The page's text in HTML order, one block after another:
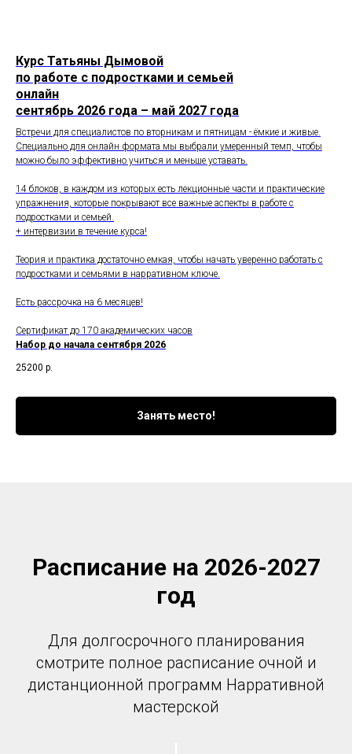
Курс Татьяны Дымовой
по работе с подростками и семьей
онлайн
сентябрь 2026 года – май 2027 года
Встречи для специалистов по вторникам и пятницам - ёмкие и живые.
Специально для онлайн формата мы выбрали умеренный темп, чтобы
можно было эффективно учиться и меньше уставать.
14 блоков, в каждом из которых есть лекционные части и практические
упражнения, которые покрывают все важные аспекты в работе с
подростками и семьей.
+ интервизии в течение курса!
Теория и практика достаточно емкая, чтобы начать уверенно работать с
подростками и семьями в нарративном ключе.
Есть рассрочка на 6 месяцев!
Сертификат до 170 академических часов
Набор до начала сентября 2026
25200 р.
Занять место!
Расписание на 2026-2027
год
Для долгосрочного планирования
смотрите полное расписание очной и
дистанционной программ Нарративной
мастерской